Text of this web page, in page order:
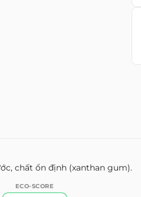
chất ổn định (xanthan gum).
ECO-SCORE